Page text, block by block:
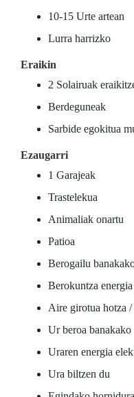
10-15 Urte artean
Lurra harrizko
Eraikin
2 Solairuak
Berdeguneak
Sarbide egokitua
Ezaugarri
1 Garajeak
Trastelekua
Animaliak onartu
Patioa
Berogailu
Berokuntza
Aire girotua hotza /
Ur beroa banakako
Uraren energia
Ura biltzen du